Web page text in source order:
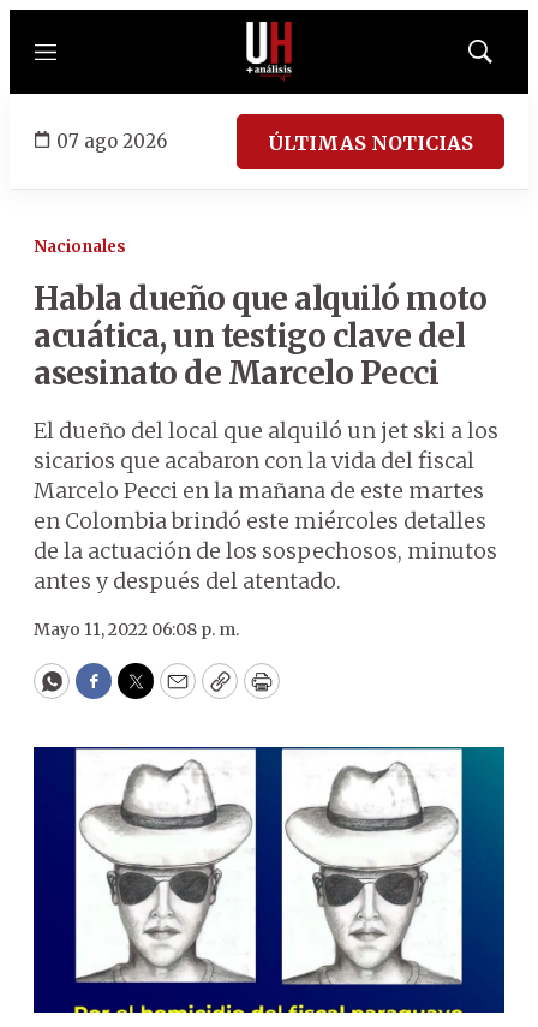
Menú
Mostrar
07 ago 2026 ÚLTIMAS NOTICIAS
Nacionales
Habla dueño que alquiló moto
acuática, un testigo clave del
asesinato de Marcelo Pecci
El dueño del local que alquiló un jet ski a los
sicarios que acabaron con la vida del fiscal
Marcelo Pecci en la mañana de este martes
en Colombia brindó este miércoles detalles
de la actuación de los sospechosos, minutos
antes y después del atentado.
Mayo 11, 2022 06:08 p. m.
WhatsApp
Facebook
Twitter
EmailCopyPrint